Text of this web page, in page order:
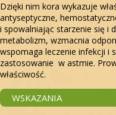
Dzięki nim kora wykazuje
antyseptyczne,
i spowalniając starzenie się i
metabolizm, wzmacnia
wspomaga leczenie infekcji i
zastosowanie w astmie.
właściwość.
WSKAZANIA